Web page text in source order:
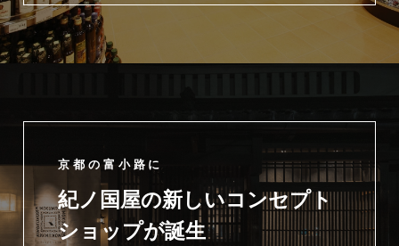
京都の富小路に
紀ノ国屋の新しいコンセプト
ショップが誕生